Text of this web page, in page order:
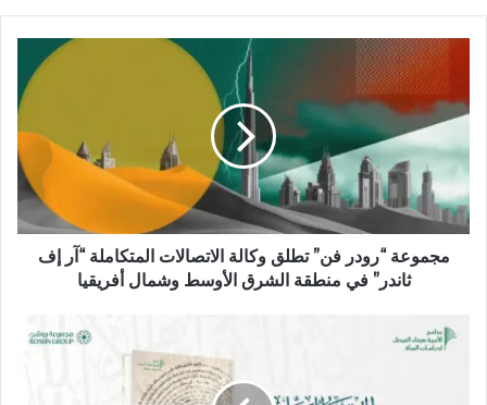
ق
ع
ل
ي
ب
مجموعة “رودر فن” تطلق وكالة الاتصالات المتكاملة “آر إف
ثاندر” في منطقة الشرق الأوسط وشمال أفريقيا